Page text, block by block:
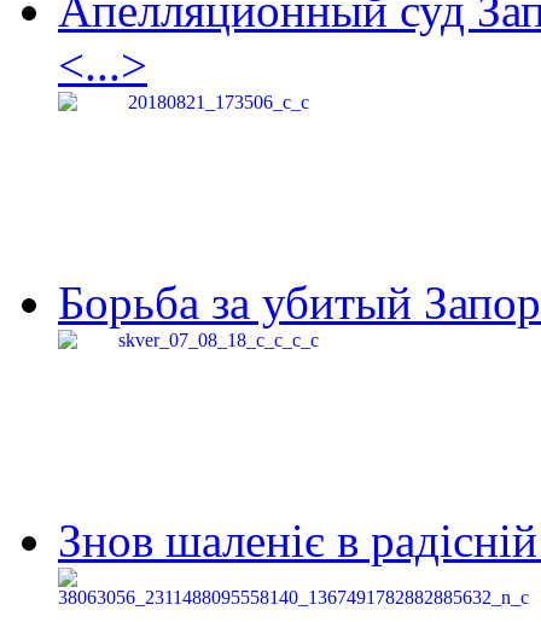
<...>
Борьба за убитый
Знов шаленіє в